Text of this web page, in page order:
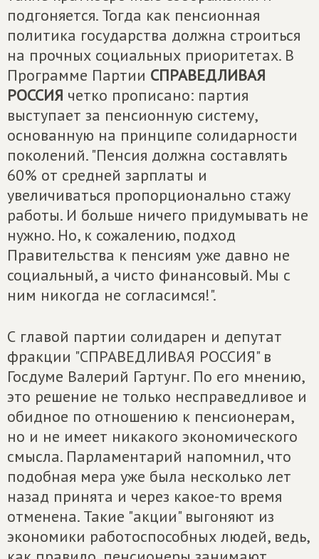
подгоняется. Тогда как пенсионная
политика государства должна строиться
на прочных социальных приоритетах. В
Программе Партии СПРАВЕДЛИВАЯ
РОССИЯ четко прописано: партия
выступает за пенсионную систему,
основанную на принципе солидарности
поколений. "Пенсия должна составлять
60% от средней зарплаты и
увеличиваться пропорционально стажу
работы. И больше ничего придумывать не
нужно. Но, к сожалению, подход
Правительства к пенсиям уже давно не
социальный, а чисто финансовый. Мы с
ним никогда не согласимся!".
С главой партии солидарен и депутат
фракции "СПРАВЕДЛИВАЯ РОССИЯ" в
Госдуме Валерий Гартунг. По его мнению,
это решение не только несправедливое и
обидное по отношению к пенсионерам,
но и не имеет никакого экономического
смысла. Парламентарий напомнил, что
подобная мера уже была несколько лет
назад принята и через какое-то время
отменена. Такие "акции" выгоняют из
экономики работоспособных людей, ведь,